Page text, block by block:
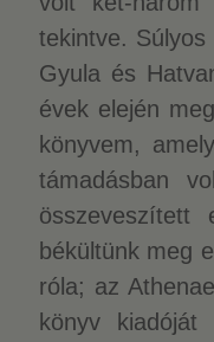
tekintve.
Gyula és
évek elején
könyvem,
támadásban
összeveszített
békültünk meg
róla; az
könyv